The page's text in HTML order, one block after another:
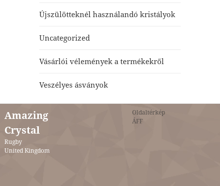
Újszülötteknél használandó kristályok
Uncategorized
Vásárlói vélemények a termékekről
Veszélyes ásványok
Amazing
Crystal
Rugby
United Kingdom
Oldaltérkép
ÁFF